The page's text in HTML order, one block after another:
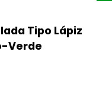
Tipo Lápiz
Verde